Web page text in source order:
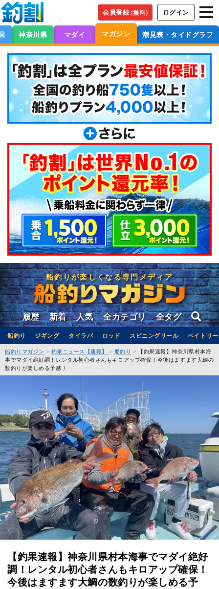
会員登録（無料） ログイン
神奈川県 マダイ マガジン 潮見表・タイドグラフ
船釣りが楽しくなる専門メディア
履歴 新着 人気 全カテゴリ 全タグ
船釣り ジギング タイラバ ロッド スピニングリール ベイトリ
船釣りマガジン 釣果ニュース【速報】 船釣り
【釣果速報】神奈川県村本海
事でマダイ絶好調！レンタル初心者さんもキロアップ確保！今後はますます大鯛の
数釣りが楽しめる予感！
【釣果速報】神奈川県村本海事でマダイ絶好
調！レンタル初心者さんもキロアップ確保！
今後はますます大鯛の数釣りが楽しめる予